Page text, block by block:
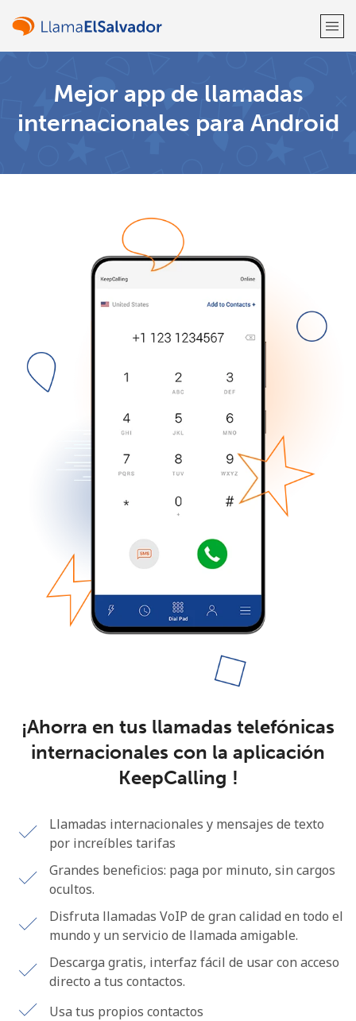
¡Bienvenido!
¿Ya tienes una cuenta? Inicia sesión →
Regístrate con
No se ha creado una contraseña
Mínimo 8 caracteres
Un caracter especial
Mantente en contacto para recibir nuestras mejores
Al abrir una cuenta en este sitio web, estoy de acuerdo con
Únete
¡Hola!
Inicia sesión oREGÍSTRATE →
Mejor app de llamadas
internacionales para Android
¡Ahorra en tus llamadas telefónicas
internacionales con la aplicación
KeepCalling !
Llamadas internacionales y mensajes de texto
por increíbles tarifas
Grandes beneficios: paga por minuto, sin cargos
ocultos.
Disfruta llamadas VoIP de gran calidad en todo el
mundo y un servicio de llamada amigable.
Descarga gratis, interfaz fácil de usar con acceso
directo a tus contactos.
Usa tus propios contactos